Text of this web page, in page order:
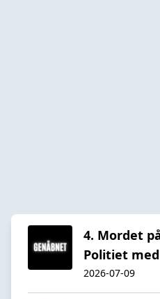
4. Mordet
Politiet
2026-07-09